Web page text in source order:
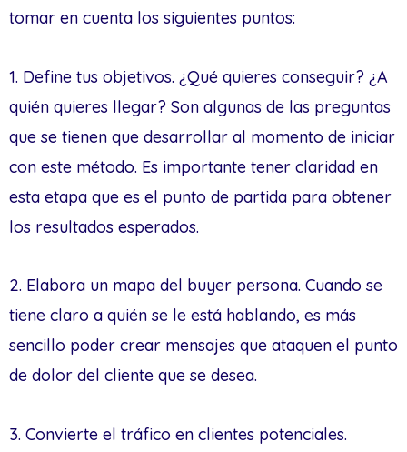
tomar en cuenta los siguientes puntos:
1. Define tus objetivos. ¿Qué quieres conseguir? ¿A
quién quieres llegar? Son algunas de las preguntas
que se tienen que desarrollar al momento de iniciar
con este método. Es importante tener claridad en
esta etapa que es el punto de partida para obtener
los resultados esperados.
2. Elabora un mapa del buyer persona. Cuando se
tiene claro a quién se le está hablando, es más
sencillo poder crear mensajes que ataquen el punto
de dolor del cliente que se desea.
3. Convierte el tráfico en clientes potenciales.